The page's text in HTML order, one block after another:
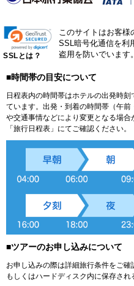
SSLとは？
このサイトはお客
SSL暗号化通信を利
盗用を防いでいます。
■時間帯の目安について
日程表内の時間帯はホテルの出発時
ています。出発・到着の時間帯（午
や交通事情などにより変更となる場
「旅行日程表」にてご確認ください。
■ツアーのお申し込みについて
お申し込みの際は詳細旅行条件をご
もしくはハードディスク内に保存され